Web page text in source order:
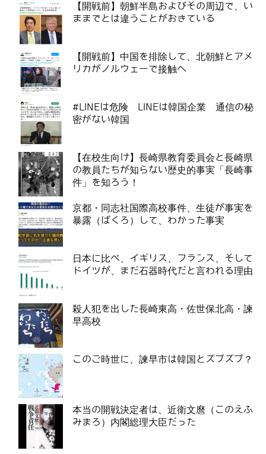
【開戦前】朝鮮半島およびその周辺で、い
ままでとは違うことがおきている
【開戦前】中国を排除して、北朝鮮とアメ
リカがノルウェーで接触へ
#LINEは危険 LINEは韓国企業 通信の秘
密がない韓国
【在校生向け】長崎県教育委員会と長崎県
の教員たちが知らない歴史的事実「長崎事
件」を知ろう！
京都・同志社国際高校事件、生徒が事実を
暴露（ばくろ）して、わかった事実
日本に比べ、イギリス、フランス、そして
ドイツが、まだ石器時代だと言われる理由
殺人犯を出した長崎東高・佐世保北高・諫
早高校
このご時世に、諫早市は韓国とズブズブ？
本当の開戦決定者は、近衛文麿（このえふ
みまろ）内閣総理大臣だった